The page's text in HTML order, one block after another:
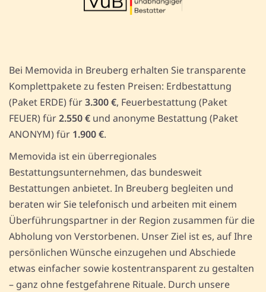
Bei Memovida in Breuberg erhalten Sie transparente
Komplettpakete zu festen Preisen: Erdbestattung
(Paket ERDE) für3.300 €, Feuerbestattung (Paket
FEUER) für2.550 € und anonyme Bestattung (Paket
ANONYM) für 1.900 €.
Memovida ist ein überregionales
Bestattungsunternehmen, das bundesweit
Bestattungen anbietet. In Breuberg begleiten und
beraten wir Sie telefonisch und arbeiten mit einem
Überführungspartner in der Region zusammen für die
Abholung von Verstorbenen. Unser Ziel ist es, auf Ihre
persönlichen Wünsche einzugehen und Abschiede
etwas einfacher sowie kostentransparent zu gestalten
– ganz ohne festgefahrene Rituale. Durch unsere